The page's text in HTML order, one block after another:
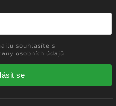
osobních údajů
se